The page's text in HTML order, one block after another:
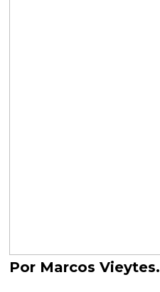
Por Marcos Vieytes.